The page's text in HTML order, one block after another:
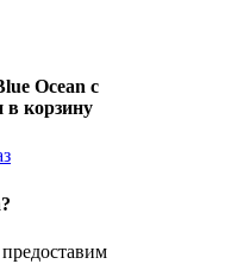
Ocean с
в корзину